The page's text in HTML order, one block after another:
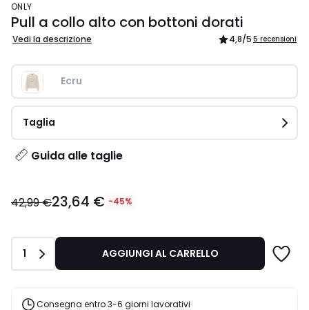
ONLY
Pull a collo alto con bottoni dorati
Vedi la descrizione 4,8/5 5 recensioni
Ecru
Taglia
Guida alle taglie
€
45%
sconto
42,99 €23,64 € -45%
Quantità
1 AGGIUNGI AL CARRELLO
Consegna entro 3-6 giorni lavorativi